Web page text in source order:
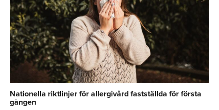
Nationella riktlinjer för allergivård fastställda för första
gången